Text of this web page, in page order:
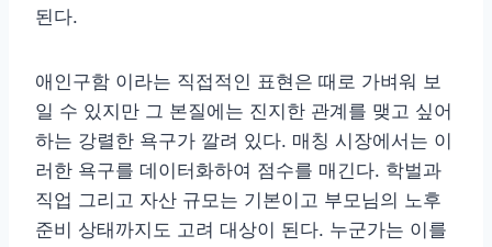
된다.
애인구함 이라는 직접적인 표현은 때로 가벼워 보
일 수 있지만 그 본질에는 진지한 관계를 맺고 싶어
하는 강렬한 욕구가 깔려 있다. 매칭 시장에서는 이
러한 욕구를 데이터화하여 점수를 매긴다. 학벌과
직업 그리고 자산 규모는 기본이고 부모님의 노후
준비 상태까지도 고려 대상이 된다. 누군가는 이를